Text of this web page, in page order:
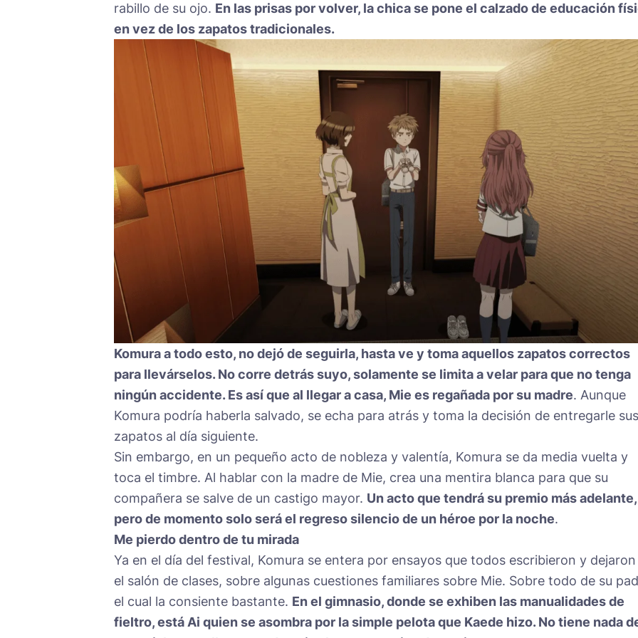
rabillo de su ojo. En las prisas por volver, la chica se pone el calzado de educación
en vez de los zapatos tradicionales.
Komura a todo esto, no dejó de seguirla, hasta ve y toma aquellos zapatos correctos
para llevárselos. No corre detrás suyo, solamente se limita a velar para que no tenga
ningún accidente. Es así que al llegar a casa, Mie es regañada por su madre. Aunque
Komura podría haberla salvado, se echa para atrás y toma la decisión de entregarle sus
zapatos al día siguiente.
Sin embargo, en un pequeño acto de nobleza y valentía, Komura se da media vuelta y
toca el timbre. Al hablar con la madre de Mie, crea una mentira blanca para que su
compañera se salve de un castigo mayor. Un acto que tendrá su premio más adelante,
pero de momento solo será el regreso silencio de un héroe por la noche.
Me pierdo dentro de tu mirada
Ya en el día del festival, Komura se entera por ensayos que todos escribieron y
el salón de clases, sobre algunas cuestiones familiares sobre Mie. Sobre todo de su
el cual la consiente bastante. En el gimnasio, donde se exhiben las manualidades de
fieltro, está Ai quien se asombra por la simple pelota que Kaede hizo. No tiene nada